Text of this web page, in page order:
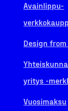
Avainlippu-
Design
yritys -
Vuosimaksu